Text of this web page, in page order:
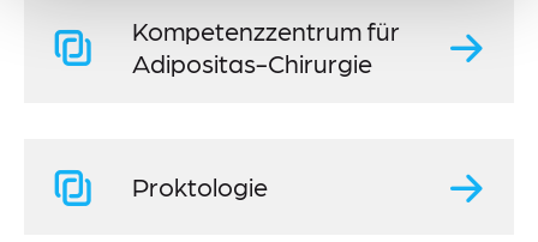
Kompetenzzentrum für
Adipositas-Chirurgie
Proktologie